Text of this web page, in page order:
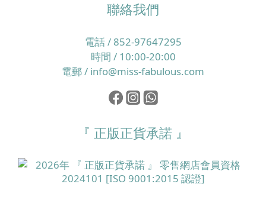
聯絡我們
電話 / 852-97647295
時間 / 10:00-20:00
電郵 / info@miss-fabulous.com
『 正版正貨承諾 』